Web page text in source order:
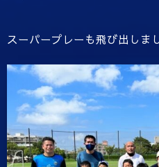
スーパープレーも飛び出しま